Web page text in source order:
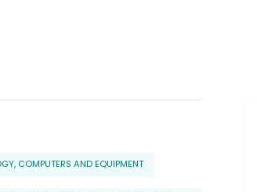
COMPUTERS AND EQUIPMENT